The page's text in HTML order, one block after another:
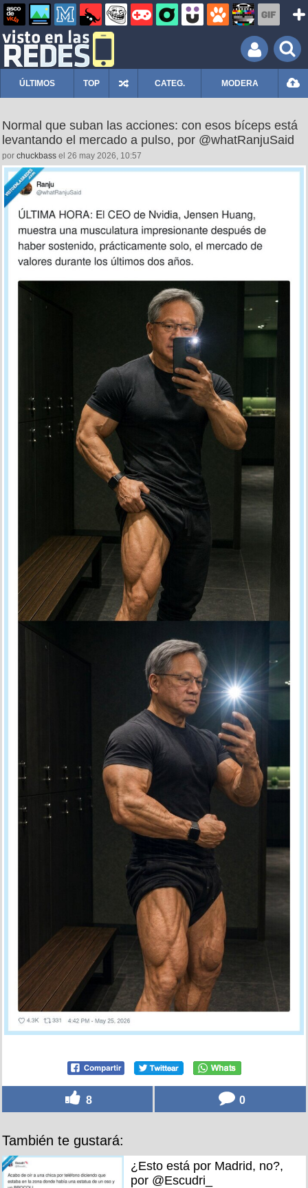
ÚLTIMOS TOP CATEG. MODERA
Normal que suban las acciones: con esos bíceps está
levantando el mercado a pulso, por @whatRanjuSaid
por chuckbass el 26 may 2026, 10:57
8 0
También te gustará:
¿Esto está por Madrid, no?,
por @Escudri_